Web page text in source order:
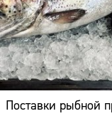
Поставки рыбной